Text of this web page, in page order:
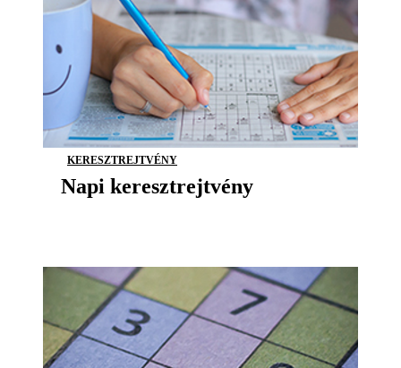
KERESZTREJTVÉNY
Napi keresztrejtvény